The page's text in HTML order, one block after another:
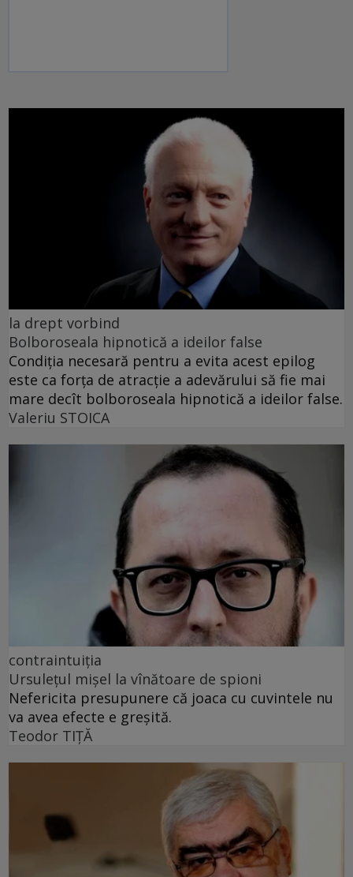
la drept vorbind
Bolboroseala hipnotică a ideilor false
Condiția necesară pentru a evita acest epilog
este ca forța de atracție a adevărului să fie mai
mare decît bolboroseala hipnotică a ideilor false.
Valeriu STOICA
contraintuiția
Ursulețul mișel la vînătoare de spioni
Nefericita presupunere că joaca cu cuvintele nu
va avea efecte e greșită.
Teodor TIŢĂ